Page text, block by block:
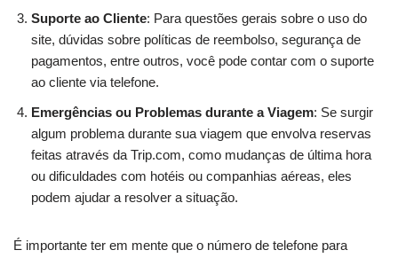
Suporte ao Cliente: Para questões gerais sobre o uso do
site, dúvidas sobre políticas de reembolso, segurança de
pagamentos, entre outros, você pode contar com o suporte
ao cliente via telefone.
Emergências ou Problemas durante a Viagem: Se surgir
algum problema durante sua viagem que envolva reservas
feitas através da Trip.com, como mudanças de última hora
ou dificuldades com hotéis ou companhias aéreas, eles
podem ajudar a resolver a situação.
É importante ter em mente que o número de telefone para